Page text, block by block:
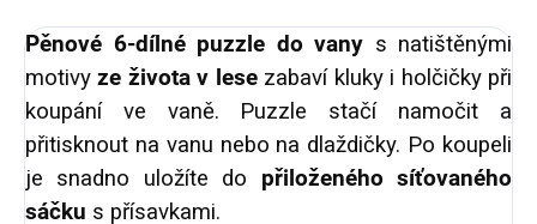
Pěnové 6-dílné puzzle do vany s natištěnými
motivyze života v lesezabaví kluky i holčičky při
koupání ve vaně. Puzzle stačí namočit a
přitisknout na vanu nebo na dlaždičky. Po koupeli
je snadno uložíte do přiloženého síťovaného
sáčku s přísavkami.